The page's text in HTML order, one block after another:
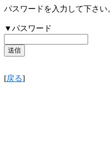
パスワードを入力して下さい
▼パスワード
[戻る]